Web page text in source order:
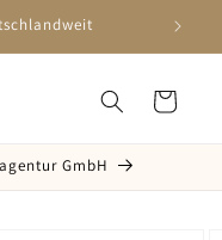
Warenkorb
GmbH